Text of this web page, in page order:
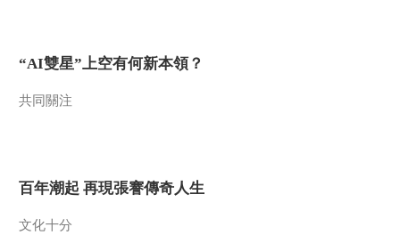
“AI雙星”上空有何新本領？
共同關注
百年潮起 再現張謇傳奇人生
文化十分